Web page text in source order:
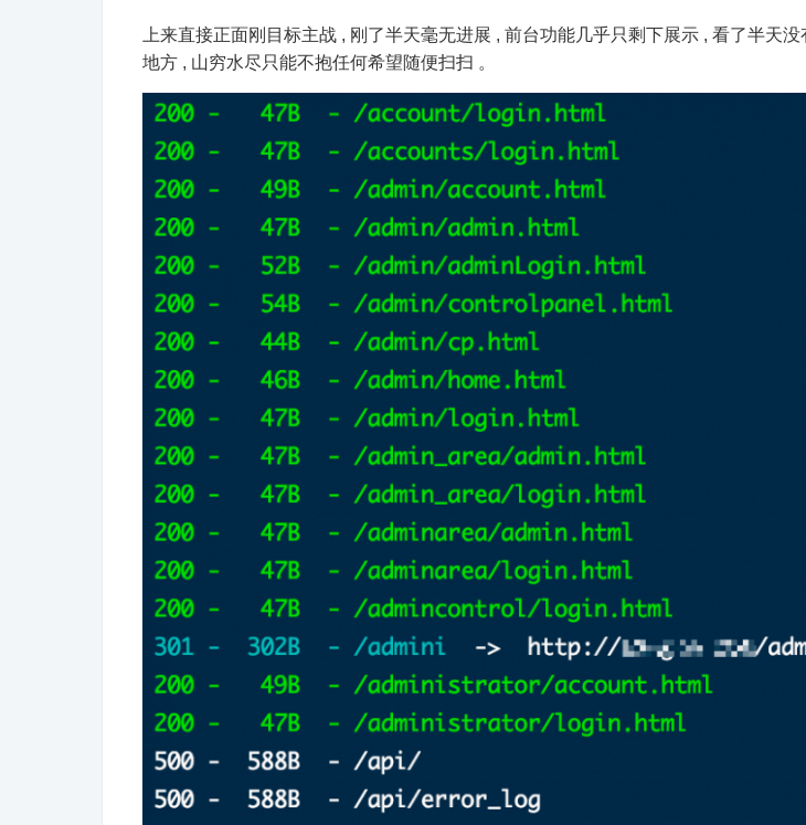
上来直接正面刚目标主战 , 刚了半天毫无进展 , 前台功能几乎只剩下展示 , 看了半天
地方 , 山穷水尽只能不抱任何希望随便扫扫 。